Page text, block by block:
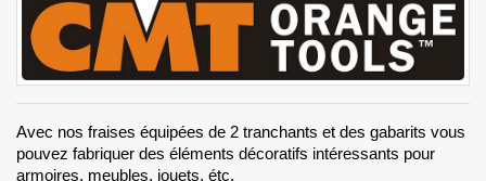
Avec nos fraises équipées de 2 tranchants et des gabarits vous
pouvez fabriquer des éléments décoratifs intéressants pour
armoires, meubles, jouets, étc.